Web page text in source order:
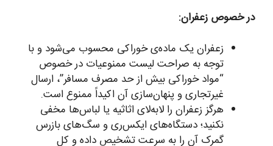
در خصوص زعفران:
زعفران یک ماده‌ی خوراکی محسوب می‌شود و با
توجه به صراحت لیست ممنوعیات در خصوص
“مواد خوراکی بیش از حد مصرف مسافر”، ارسال
غیرتجاری و پنهان‌سازی آن اکیداً ممنوع است.
هرگز زعفران را لابه‌لای اثاثیه یا لباس‌ها مخفی
نکنید؛ دستگاه‌های ایکس‌ری و سگ‌های بازرس
گمرک آن را به سرعت تشخیص داده و کل